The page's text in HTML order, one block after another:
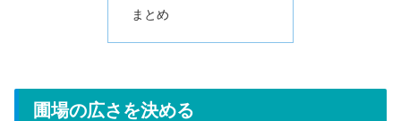
まとめ
圃場の広さを決める